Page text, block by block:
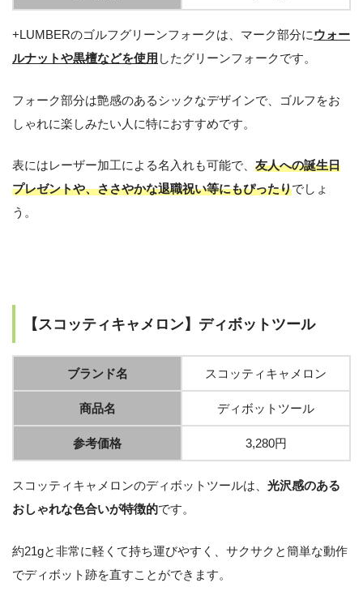
+LUMBERのゴルフグリーンフォークは、マーク部分にウォー
ルナットや黒檀などを使用 したグリーンフォークです。
フォーク部分は艶感のあるシックなデザインで、ゴルフをお
しゃれに楽しみたい人に特におすすめです。
表にはレーザー加工による名入れも可能で、 友人への誕生日
プレゼントや、ささやかな退職祝い等にもぴったりでしょ
う。
【スコッティキャメロン】ディボットツール
ブランド名 スコッティキャメロン
商品名 ディボットツール
参考価格 3,280円
スコッティキャメロンのディボットツールは、 光沢感のある
おしゃれな色合いが特徴的です。
約21gと非常に軽くて持ち運びやすく、サクサクと簡単な動作
でディボット跡を直すことができます。